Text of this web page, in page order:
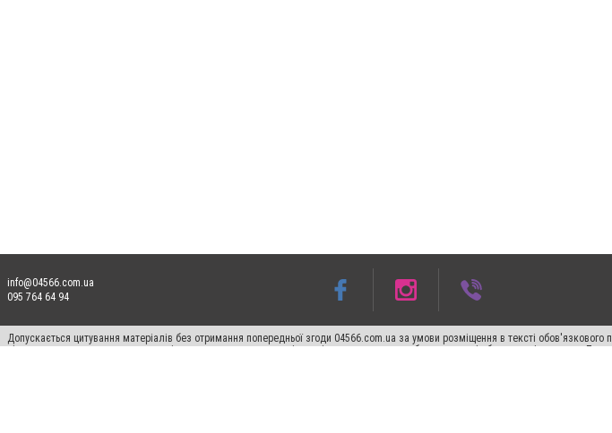
info@04566.com.ua
095 764 64 94
Допускається цитування матеріалів без отримання попередньої згоди 04566.com.ua за умови розміщення в тексті
відкритого для пошукових систем гіперпосилання на цитовані статті не нижче другого абзацу в тексті або в якості джерела.